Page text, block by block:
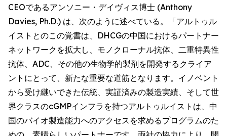
CEOであるアンソニー・デイヴィス博士 (Anthony
Davies, Ph.D.) は、次のように述べている。「アルトゥル
イストとのこの覚書は、DHCGの中国におけるパートナー
ネットワークを拡大し、モノクローナル抗体、二重特異性
抗体、ADC、その他の生物学的製剤を開発するクライア
ントにとって、新たな重要な道筋となります。イノベント
から受け継いできた伝統、実証済みの製造実績、そして世
界クラスのcGMPインフラを持つアルトゥルイストは、中
国のバイオ製造能力へのアクセスを求めるプログラムのた